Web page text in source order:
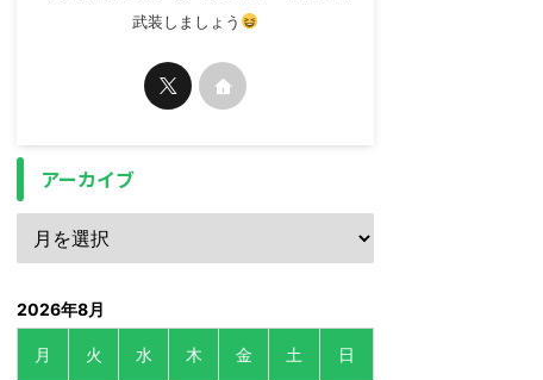
武装しましょう
アーカイブ
2026年8月
月 火 水 木 金 土 日